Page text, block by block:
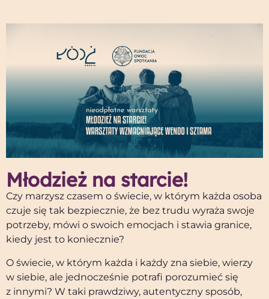
Młodzież na starcie!
Czy marzysz czasem o świecie, w którym każda osoba
czuje się tak bezpiecznie, że bez trudu wyraża swoje
potrzeby, mówi o swoich emocjach i stawia granice,
kiedy jest to koniecznie?
O świecie, w którym każda i każdy zna siebie, wierzy
w siebie, ale jednocześnie potrafi porozumieć się
z innymi? W taki prawdziwy, autentyczny sposób,